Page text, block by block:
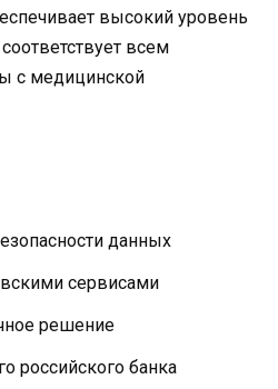
высокий уровень
всем
с медицинской
данных
сервисами
решение
российского банка